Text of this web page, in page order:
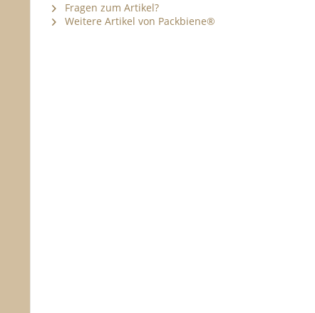
Fragen zum Artikel?
Weitere Artikel von Packbiene®